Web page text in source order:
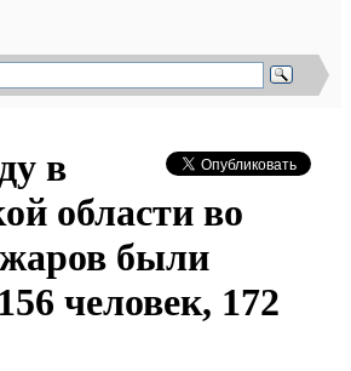
в
области во
были
человек, 172